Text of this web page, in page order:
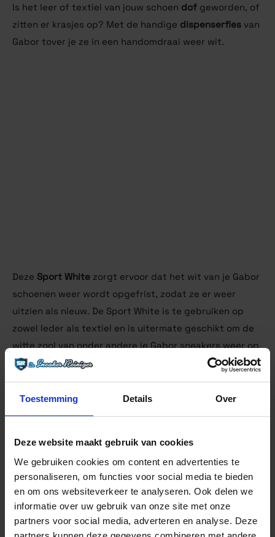
Toestemming Details Over
Deze website maakt gebruik van cookies
We gebruiken cookies om content en advertenties te
personaliseren, om functies voor social media te bieden
en om ons websiteverkeer te analyseren. Ook delen we
informatie over uw gebruik van onze site met onze
partners voor social media, adverteren en analyse. Deze
Is het leer of textiel van jouw schoen dof geworden, of
zitten er krasjes op? Met de handige dispenserfles van
Gabor tover je ze in een handomdraai weer wit.
Deze Sport White zorgt ervoor dat het wit van je Gabor
schoenen weer wordt opgefrist, zodat ze er weer
uitzien als nieuw. De Sport White is te gebruiken op
zowel leder als textiel en is uitermate geschikt om de
witte zool van onder andere je Gabor sneakers weer op
te frissen.
VEELGESTELDE VRAGEN
ANDERE BEKEKEN OOK